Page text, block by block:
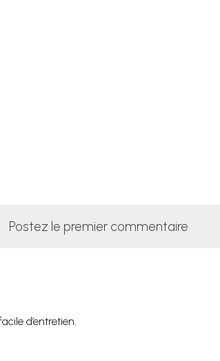
Postez le premier commentaire
d’entretien.